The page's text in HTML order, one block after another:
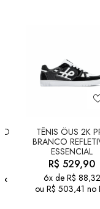
TÊNIS ÖUS 2K
BRANCO
ESSENCIAL
R$ 529,90
6x de R$ 88,32
ou R$ 503,41 no